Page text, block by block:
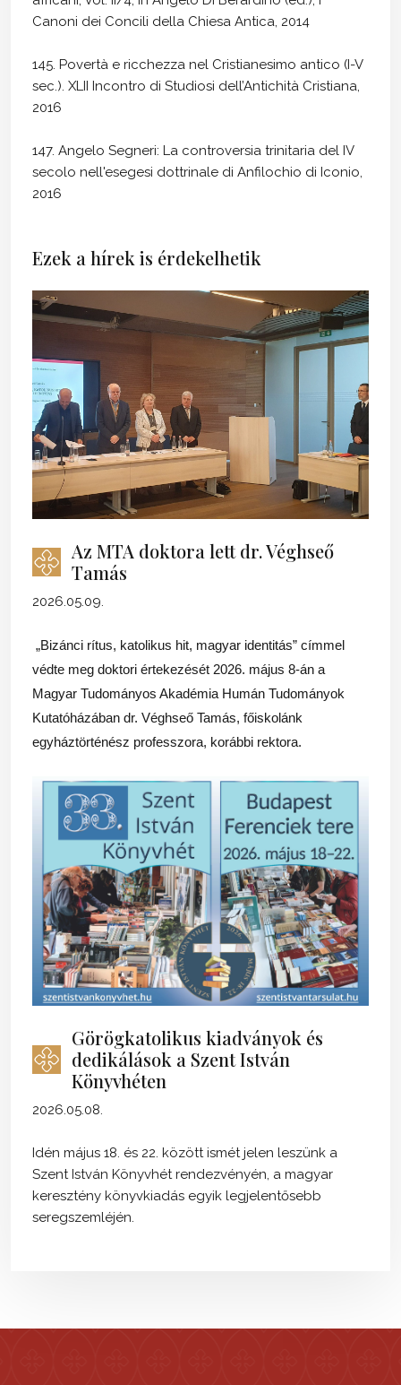
Canoni dei Concili della Chiesa Antica, 2014
145. Povertà e ricchezza nel Cristianesimo antico (I-V
sec.). XLII Incontro di Studiosi dell’Antichità Cristiana,
2016
147. Angelo Segneri: La controversia trinitaria del IV
secolo nell'esegesi dottrinale di Anfilochio di Iconio,
2016
Ezek a hírek is érdekelhetik
Az MTA doktora lett dr. Véghseő
Tamás
2026.05.09.
„Bizánci rítus, katolikus hit, magyar identitás” címmel
védte meg doktori értekezését 2026. május 8-án a
Magyar Tudományos Akadémia Humán Tudományok
Kutatóházában dr. Véghseő Tamás, főiskolánk
egyháztörténész professzora, korábbi rektora.
Görögkatolikus kiadványok és
dedikálások a Szent István
Könyvhéten
2026.05.08.
Idén május 18. és 22. között ismét jelen leszünk a
Szent István Könyvhét rendezvényén, a magyar
keresztény könyvkiadás egyik legjelentősebb
seregszemléjén.